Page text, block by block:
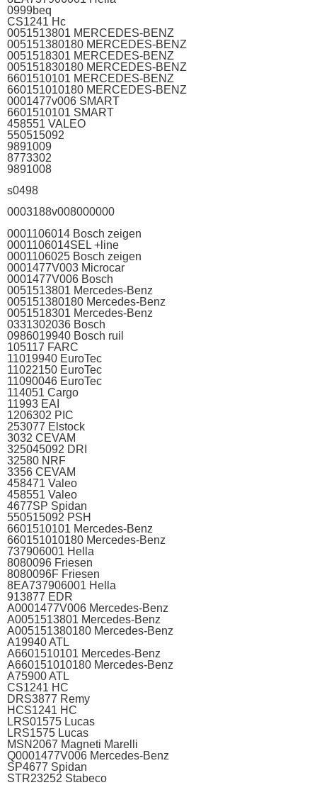
0999beq
CS1241 Hc
0051513801 MERCEDES-BENZ
005151380180 MERCEDES-BENZ
0051518301 MERCEDES-BENZ
005151830180 MERCEDES-BENZ
6601510101 MERCEDES-BENZ
660151010180 MERCEDES-BENZ
0001477v006 SMART
6601510101 SMART
458551 VALEO
550515092
9891009
8773302
9891008
s0498
0003188v008000000
0001106014 Bosch zeigen
0001106014SEL +line
0001106025 Bosch zeigen
0001477V003 Microcar
0001477V006 Bosch
0051513801 Mercedes-Benz
005151380180 Mercedes-Benz
0051518301 Mercedes-Benz
0331302036 Bosch
0986019940 Bosch ruil
105117 FARC
11019940 EuroTec
11022150 EuroTec
11090046 EuroTec
114051 Cargo
11993 EAI
1206302 PIC
253077 Elstock
3032 CEVAM
325045092 DRI
32580 NRF
3356 CEVAM
458471 Valeo
458551 Valeo
4677SP Spidan
550515092 PSH
6601510101 Mercedes-Benz
660151010180 Mercedes-Benz
737906001 Hella
8080096 Friesen
8080096F Friesen
8EA737906001 Hella
913877 EDR
A0001477V006 Mercedes-Benz
A0051513801 Mercedes-Benz
A005151380180 Mercedes-Benz
A19940 ATL
A6601510101 Mercedes-Benz
A660151010180 Mercedes-Benz
A75900 ATL
CS1241 HC
DRS3877 Remy
HCS1241 HC
LRS01575 Lucas
LRS1575 Lucas
MSN2067 Magneti Marelli
Q0001477V006 Mercedes-Benz
SP4677 Spidan
STR23252 Stabeco